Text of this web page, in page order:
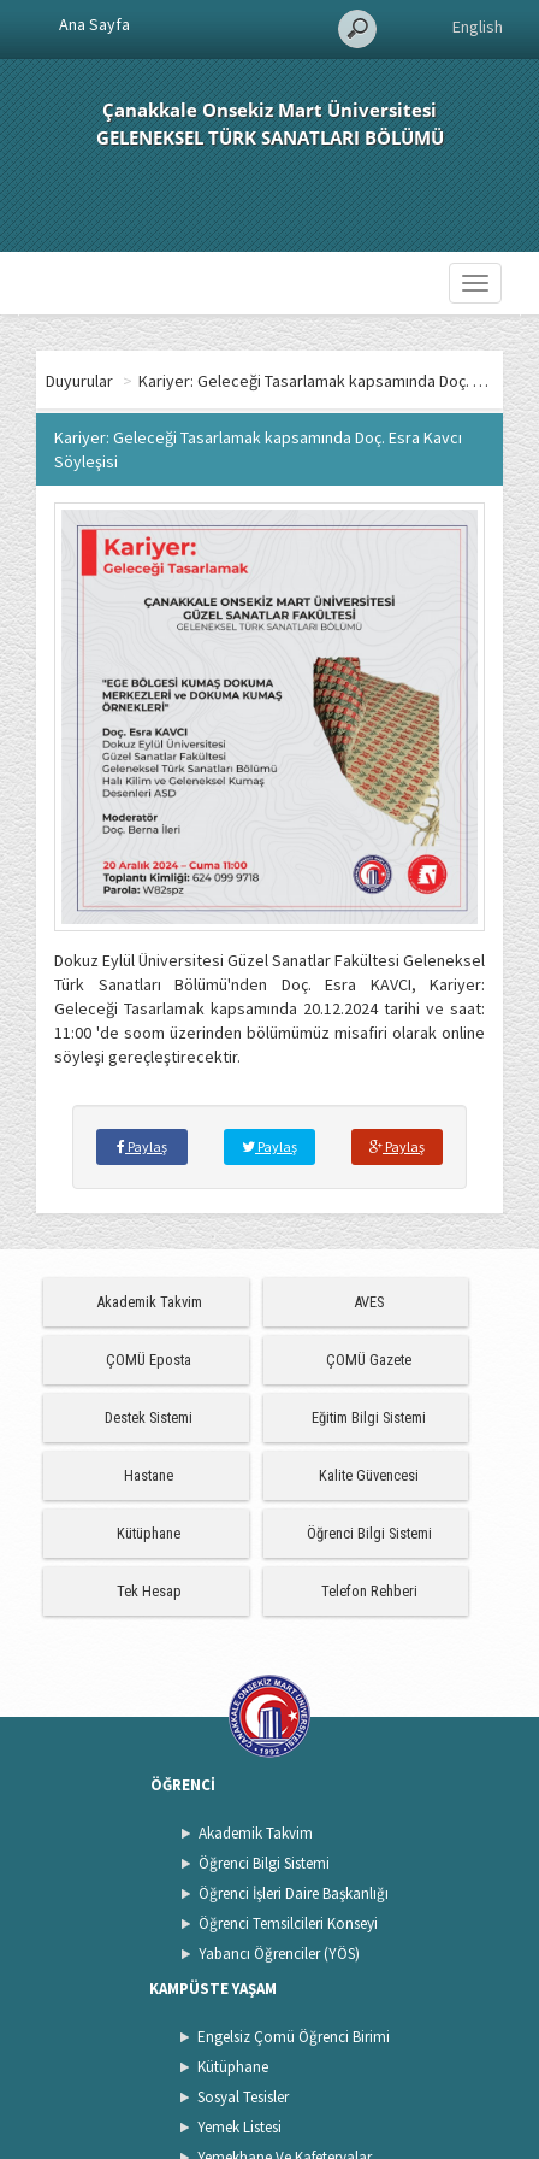
English
Ana Sayfa
Çanakkale Onsekiz Mart Üniversitesi
GELENEKSEL TÜRK SANATLARI BÖLÜMÜ
Toggle
Duyurular > Kariyer: Geleceği Tasarlamak kapsamında Doç. Esra Kavcı Söyleşisi
Kariyer: Geleceği Tasarlamak kapsamında Doç. Esra Kavcı
Söyleşisi
Dokuz Eylül Üniversitesi Güzel Sanatlar Fakültesi Geleneksel
Türk Sanatları Bölümü'nden Doç. Esra KAVCI, Kariyer:
Geleceği Tasarlamak kapsamında 20.12.2024 tarihi ve saat:
11:00 'de soom üzerinden bölümümüz misafiri olarak online
söyleşi gereçleştirecektir.
Paylaş Paylaş Paylaş
Akademik Takvim AVES
ÇOMÜ Eposta ÇOMÜ Gazete
Destek Sistemi Eğitim Bilgi Sistemi
Hastane Kalite Güvencesi
Kütüphane Öğrenci Bilgi Sistemi
Tek Hesap Telefon Rehberi
ÖĞRENCİ
Akademik Takvim
Öğrenci Bilgi Sistemi
Öğrenci İşleri Daire Başkanlığı
Öğrenci Temsilcileri Konseyi
Yabancı Öğrenciler (YÖS)
KAMPÜSTE YAŞAM
Engelsiz Çomü Öğrenci Birimi
Kütüphane
Sosyal Tesisler
Yemek Listesi